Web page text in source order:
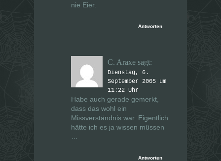
nie Eier.
Antworten
C. Araxe sagt:
Dienstag, 6.
September 2005 um
11:22 Uhr
Habe auch gerade gemerkt,
dass das wohl ein
Missverständnis war. Eigentlich
hätte ich es ja wissen müssen
Antworten